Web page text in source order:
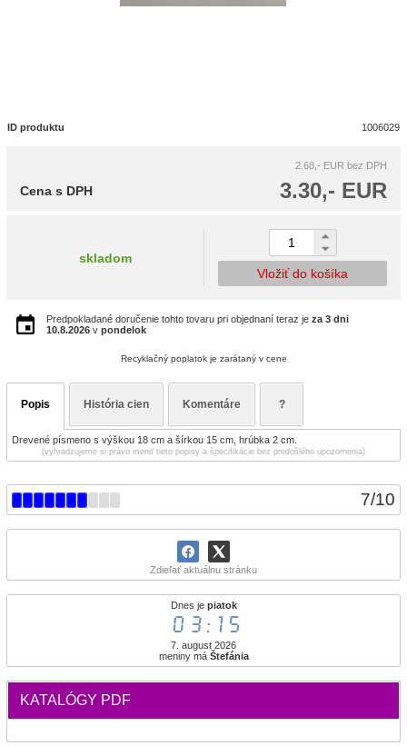
7/10
Zdieľať aktuálnu stránku
Dnes je piatok
03:15
7. august 2026
meniny má Štefánia
KATALÓGY PDF
ID produktu 1006029
2.68,- EUR bez DPH
3.30,- EUR
Cena s DPH
skladom
Vložiť do košíka
Predpokladané doručenie tohto tovaru pri objednaní teraz je za 3 dni
10.8.2026 v pondelok
Recyklačný poplatok je zarátaný v cene
Popis História cien Komentáre ?
Drevené písmeno s výškou 18 cm a šírkou 15 cm, hrúbka 2 cm.
(vyhradzujeme si právo meniť tieto popisy a špecifikácie bez predošlého upozornenia)